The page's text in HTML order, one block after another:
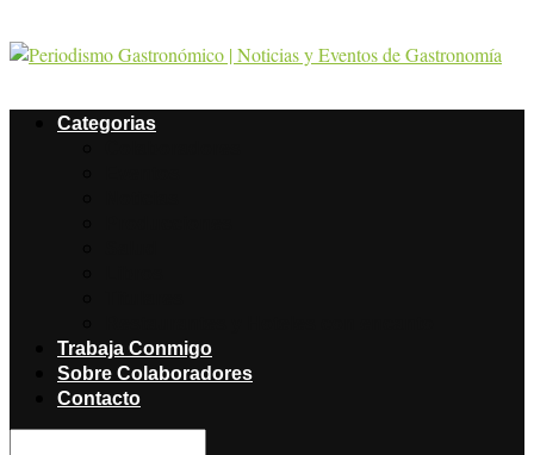
Categorias
Trabaja Conmigo
Sobre Colaboradores
Contacto